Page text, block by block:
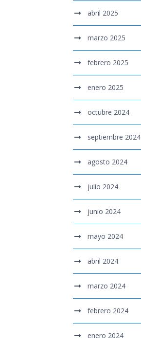
abril 2025
marzo 2025
febrero 2025
enero 2025
octubre 2024
septiembre 2024
agosto 2024
julio 2024
junio 2024
mayo 2024
abril 2024
marzo 2024
febrero 2024
enero 2024